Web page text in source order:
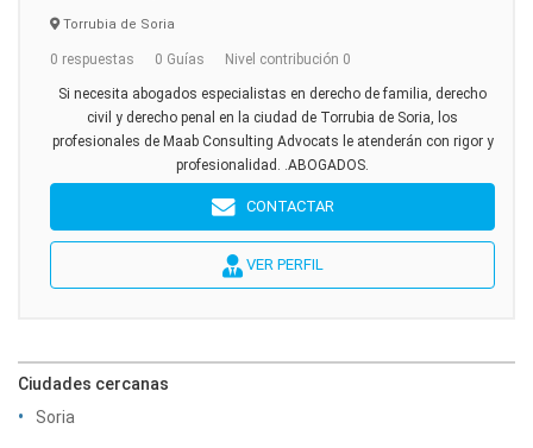
Torrubia de Soria
0 respuestas 0 Guías Nivel contribución 0
Si necesita abogados especialistas en derecho de familia, derecho
civil y derecho penal en la ciudad de Torrubia de Soria, los
profesionales de Maab Consulting Advocats le atenderán con rigor y
profesionalidad. .ABOGADOS.
CONTACTAR
VER PERFIL
Ciudades cercanas
Soria